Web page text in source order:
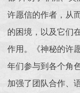
许愿信的作者，从
的困境，以及它们
作用。《神秘的许
年们参与到各个角
加强了团队合作、